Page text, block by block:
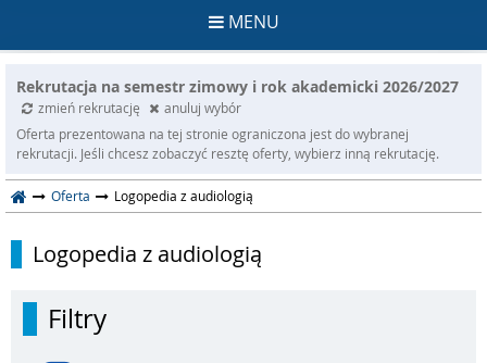
MENU
Rekrutacja na semestr zimowy i rok akademicki 2026/2027
zmień rekrutację
anuluj wybór
Oferta prezentowana na tej stronie ograniczona jest do wybranej
rekrutacji. Jeśli chcesz zobaczyć resztę oferty, wybierz inną rekrutację.
Oferta Logopedia z audiologią
Logopedia z audiologią
Filtry